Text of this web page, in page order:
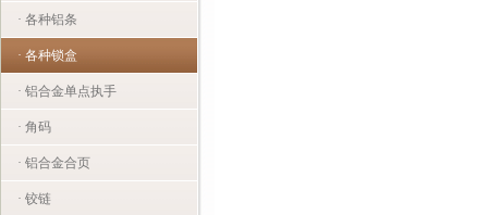
· 各种铝条
· 各种锁盒
· 铝合金单点执手
· 角码
· 铝合金合页
· 铰链